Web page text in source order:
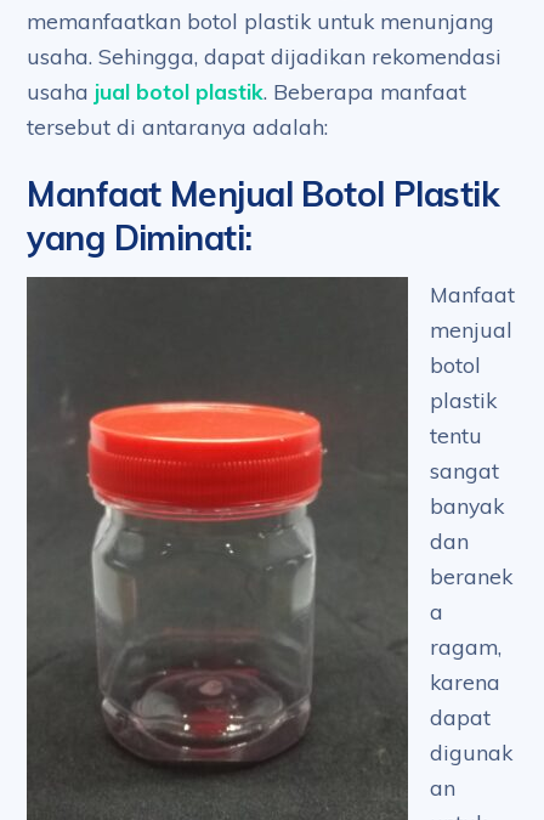
memanfaatkan botol plastik untuk menunjang
usaha. Sehingga, dapat dijadikan rekomendasi
usaha jual botol plastik. Beberapa manfaat
tersebut di antaranya adalah:
Manfaat Menjual Botol Plastik
yang Diminati:
Manfaat
menjual
botol
plastik
tentu
sangat
banyak
dan
beranek
a
ragam,
karena
dapat
digunak
an